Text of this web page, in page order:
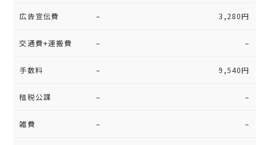
広告宣伝費 – 3,280円
交通費+運搬費 – –
手数料 – 9,540円
租税公課 – –
雑費 – –